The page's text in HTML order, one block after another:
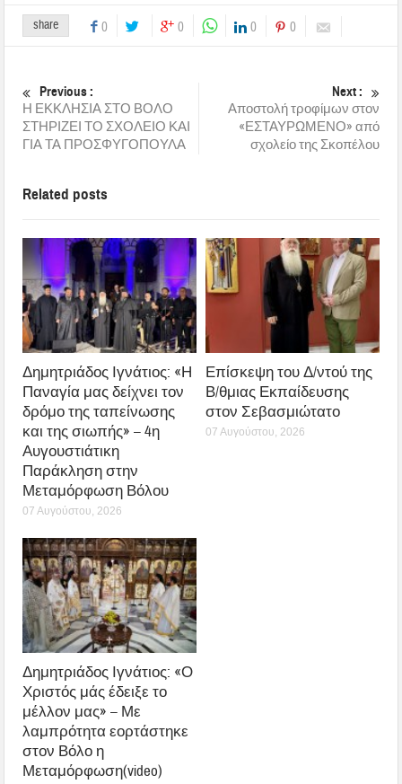
share 0 0 0 0
Previous :
Η ΕΚΚΛΗΣΙΑ ΣΤΟ ΒΟΛΟ
ΣΤΗΡΙΖΕΙ ΤΟ ΣΧΟΛΕΙΟ ΚΑΙ
ΓΙΑ ΤΑ ΠΡΟΣΦΥΓΟΠΟΥΛΑ
Next :
Αποστολή τροφίμων στον
«ΕΣΤΑΥΡΩΜΕΝΟ» από
σχολείο της Σκοπέλου
Related posts
Δημητριάδος Ιγνάτιος: «Η
Παναγία μας δείχνει τον
δρόμο της ταπείνωσης
και της σιωπής» – 4η
Αυγουστιάτικη
Παράκληση στην
Μεταμόρφωση Βόλου
07 Αυγούστου, 2026
Επίσκεψη του Δ/ντού της
Β/θμιας Εκπαίδευσης
στον Σεβασμιώτατο
07 Αυγούστου, 2026
Δημητριάδος Ιγνάτιος: «Ο
Χριστός μάς έδειξε το
μέλλον μας» – Με
λαμπρότητα εορτάστηκε
στον Βόλο η
Μεταμόρφωση(video)